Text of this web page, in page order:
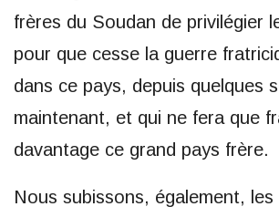
frères du Soudan de privilégier
pour que cesse la guerre
dans ce pays, depuis quelques
maintenant, et qui ne fera que
davantage ce grand pays frère.
Nous subissons, également, les